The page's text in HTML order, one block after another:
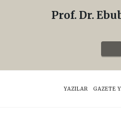
Sifil
Prof. Dr.
HOME
YAZILAR GAZETE